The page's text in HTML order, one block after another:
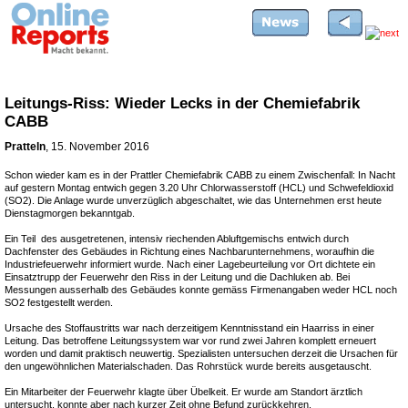
Leitungs-Riss: Wieder Lecks in der Chemiefabrik
CABB
Pratteln, 15. November 2016
Schon wieder kam es in der Prattler Chemiefabrik CABB zu einem Zwischenfall: In Nacht
auf gestern Montag entwich gegen 3.20 Uhr Chlorwasserstoff (HCL) und Schwefeldioxid
(SO2). Die Anlage wurde unverzüglich abgeschaltet, wie das Unternehmen erst heute
Dienstagmorgen bekanntgab.
Ein Teil des ausgetretenen, intensiv riechenden Abluftgemischs entwich durch
Dachfenster des Gebäudes in Richtung eines Nachbarunternehmens, woraufhin die
Industriefeuerwehr informiert wurde. Nach einer Lagebeurteilung vor Ort dichtete ein
Einsatztrupp der Feuerwehr den Riss in der Leitung und die Dachluken ab. Bei
Messungen ausserhalb des Gebäudes konnte gemäss Firmenangaben weder HCL noch
SO2 festgestellt werden.
Ursache des Stoffaustritts war nach derzeitigem Kenntnisstand ein Haarriss in einer
Leitung. Das betroffene Leitungssystem war vor rund zwei Jahren komplett erneuert
worden und damit praktisch neuwertig. Spezialisten untersuchen derzeit die Ursachen für
den ungewöhnlichen Materialschaden. Das Rohrstück wurde bereits ausgetauscht.
Ein Mitarbeiter der Feuerwehr klagte über Übelkeit. Er wurde am Standort ärztlich
untersucht, konnte aber nach kurzer Zeit ohne Befund zurückkehren.